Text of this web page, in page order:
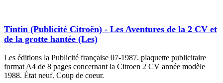
Tintin (Publicité Citroën) - Les Aventures de la 2 CV et
de la grotte hantée (Les)
Les éditions la Publicité française 07-1987. plaquette publicitaire
format A4 de 8 pages concernant la Citroen 2 CV année modèle
1988. État neuf. Coup de coeur.